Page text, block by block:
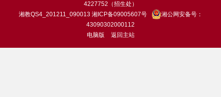
4227752（招生处）
湘教QS4_201211_090013 湘ICP备09005607号
湘公网安备号：
43090302000112
电脑版
返回主站